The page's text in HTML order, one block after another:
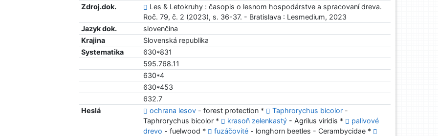
Zdroj.dok.
Les & Letokruhy : časopis o lesnom hospodárstve a spracovaní dreva.
Roč. 79, č. 2 (2023), s. 36-37. - Bratislava : Lesmedium, 2023
Jazyk dok.
slovenčina
Krajina
Slovenská republika
Systematika
630*831
595.768.11
630*4
630*453
632.7
Heslá
ochrana lesov - forest protection * Taphrorychus bicolor -
Taphrorychus bicolor *
krasoň zelenkastý - Agrilus viridis *
palivové
drevo - fuelwood * fuzáčovité - longhorn beetles - Cerambycidae *